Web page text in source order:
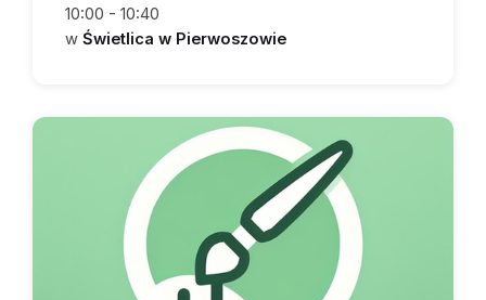
10:00 - 10:40
w Świetlica w Pierwoszowie